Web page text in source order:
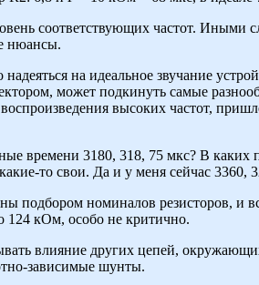
соответствующих частот. Иными
нюансы.
на идеальное звучание
может подкинуть самые
высоких частот,
времени 3180, 318, 75 мкс? В каких
то свои. Да и у меня сейчас 3360,
подбором номиналов резисторов, и
124 кОм, особо не критично.
влияние других цепей,
зависимые шунты.